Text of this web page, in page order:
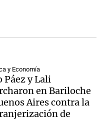
y Economía
Páez y Lali
en Bariloche
Aires contra la
de